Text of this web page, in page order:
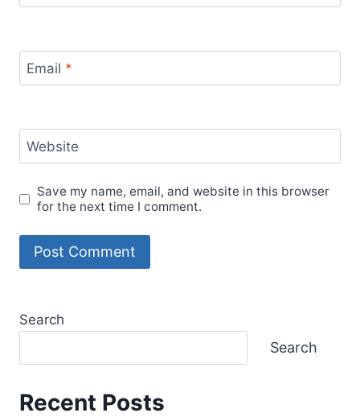
Email *
Website
Save my name, email, and website in this browser
for the next time I comment.
Search
Search
Recent Posts